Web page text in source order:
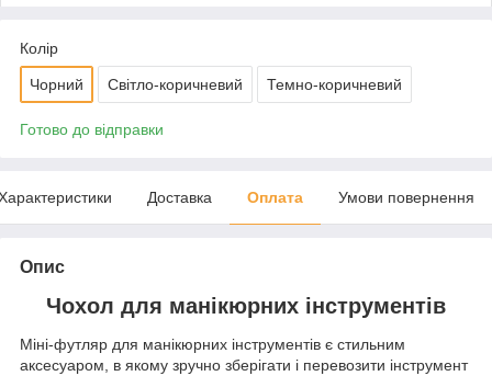
Колір
Чорний Світло-коричневий Темно-коричневий
Готово до відправки
Доставка Оплата Умови повернення
Опис
Чохол для манікюрних інструментів
Міні-футляр для манікюрних інструментів є стильним
аксесуаром, в якому зручно зберігати і перевозити інструмент